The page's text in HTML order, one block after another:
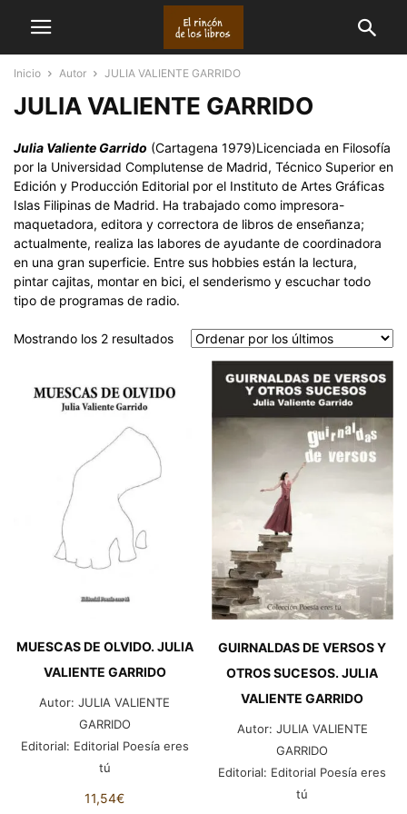
Inicio Autor JULIA VALIENTE GARRIDO
JULIA VALIENTE GARRIDO
Julia Valiente Garrido (Cartagena 1979)Licenciada en Filosofía
por la Universidad Complutense de Madrid, Técnico Superior en
Edición y Producción Editorial por el Instituto de Artes Gráficas
Islas Filipinas de Madrid. Ha trabajado como impresora-
maquetadora, editora y correctora de libros de enseñanza;
actualmente, realiza las labores de ayudante de coordinadora
en una gran superficie. Entre sus hobbies están la lectura,
pintar cajitas, montar en bici, el senderismo y escuchar todo
tipo de programas de radio.
Mostrando los 2 resultadosOrdenado
últimos
MUESCAS DE OLVIDO. JULIA
VALIENTE GARRIDO
Autor: JULIA VALIENTE
GARRIDO
Editorial: Editorial Poesía eres
tú
11,54€
GUIRNALDAS DE VERSOS Y
OTROS SUCESOS. JULIA
VALIENTE GARRIDO
Autor: JULIA VALIENTE
GARRIDO
Editorial: Editorial Poesía eres
tú